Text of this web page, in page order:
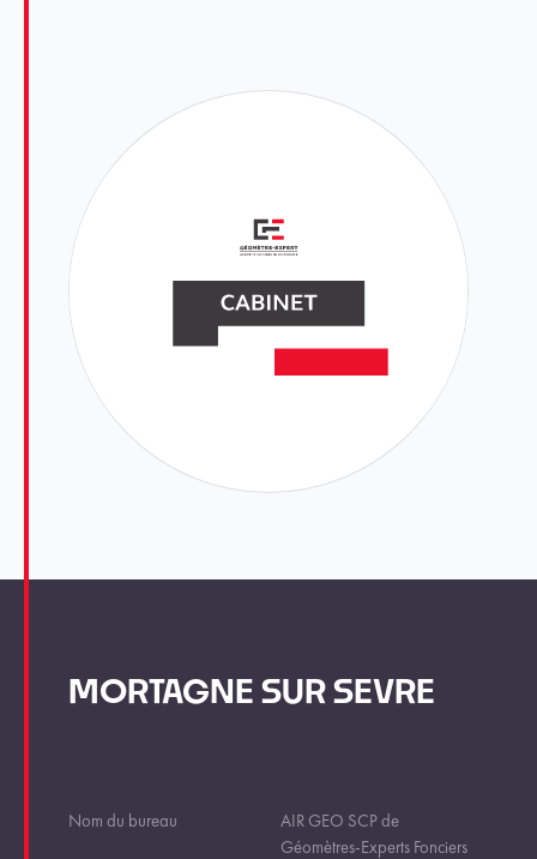
MORTAGNE SUR SEVRE
Nom du bureau
AIR GEO SCP de
Géomètres-Experts Fonciers